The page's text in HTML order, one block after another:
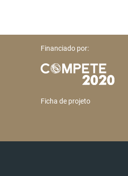
Financiado por:
Ficha de projeto